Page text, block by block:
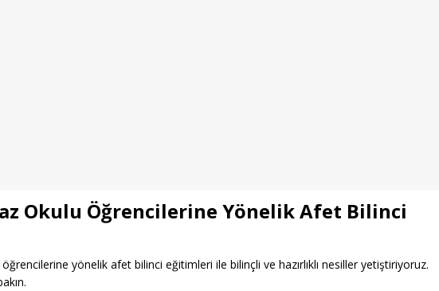
Okulu Öğrencilerine Yönelik Afet Bilinci
yönelik afet bilinci eğitimleri ile bilinçli ve hazırlıklı nesiller yetiştiriyoruz.